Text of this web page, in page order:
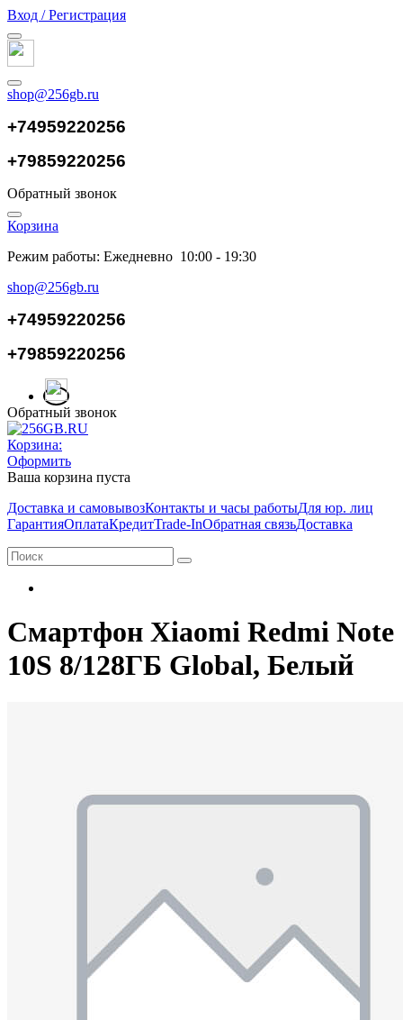
Вход / Регистрация
shop@256gb.ru
+74959220256
+79859220256
Обратный звонок
Корзина
Режим работы: Ежедневно 10:00 - 19:30
shop@256gb.ru
+74959220256
+79859220256
Обратный звонок
Корзина:
Оформить
Ваша корзина пуста
Доставка и самовывозКонтакты и часы работыДля юр. лиц
ГарантияОплатаКредитTrade-InОбратная связьДоставка
Смартфон Xiaomi Redmi Note
10S 8/128ГБ Global, Белый